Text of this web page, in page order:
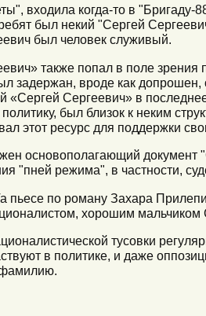
входила когда-то в "Бригаду-
был некий "Сергей
был человек служивый.
также попал в поле зрения
задержан, вроде как
«Сергей Сергеевич» в
был близок к неким
этот ресурс для поддержки
основополагающий документ
"пней режима", в частности,
по роману Захара
хорошим
тусовки
в политике, и даже
фамилию.